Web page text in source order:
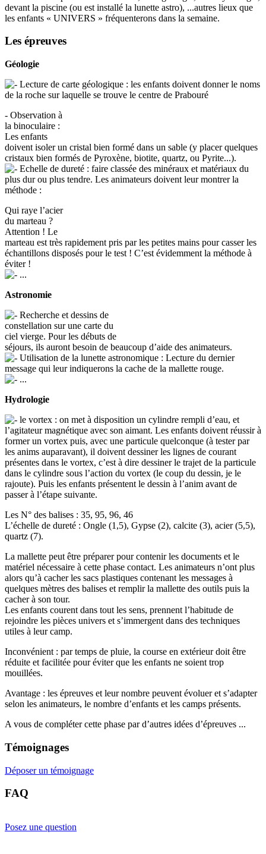
devant la piscine (ou est installé la lunette astro), ...autres lieux que
les enfants « UNIVERS » fréquenterons dans la semaine.
Les épreuves
Géologie
Lecture de carte géologique : les enfants doivent donner le noms
de la roche sur laquelle se trouve le centre de Prabouré
- Observation à
la binoculaire :
Les enfants
doivent isoler un cristal bien formé dans un sable (y placer quelques
cristaux bien formés de Pyroxène, biotite, quartz, ou Pyrite...).
Echelle de dureté : faire classée des minéraux et matériaux du
plus dur ou plus tendre. Les animateurs doivent leur montrer la
méthode :
Qui raye l’acier
du marteau ?
Attention ! Le
marteau est très rapidement pris par les petites mains pour casser les
échantillons disposés pour le test ! C’est évidemment la méthode à
éviter !
...
Astronomie
Recherche et dessins de
constellation sur une carte du
ciel vierge. Pour les débuts de
séjours, ils auront besoin de beaucoup d’aide des animateurs.
Utilisation de la lunette astronomique : Lecture du dernier
message qui leur indiquerons la cache de la mallette rouge.
...
Hydrologie
le vortex : on met à disposition un cylindre rempli d’eau, et
l’agitateur magnétique avec son aimant. Les enfants doivent réussir à
former un vortex puis, avec une particule quelconque (à tester par
les anims auparavant), il doivent dessiner les lignes de courant
présentes dans le vortex, c’est à dire dessiner le trajet de la particule
dans le cylindre sous l’action du vortex (le coup du dessin, je le
rajoute). Puis les enfants présentent le dessin à l’anim avant de
passer à l’étape suivante.
Les N° des balises : 35, 95, 96, 46
L’échelle de dureté : Ongle (1,5), Gypse (2), calcite (3), acier (5,5),
quartz (7).
La mallette peut être préparer pour contenir les documents et le
matériel nécessaire à cette phase contact. Les animateurs n’ont plus
alors qu’à cacher les sacs plastiques contenant les messages à
quelques mètres des balises et remplir la mallette des outils puis la
cacher à son tour.
Les enfants courent dans tout les sens, prennent l’habitude de
rejoindre les pièces univers et s’immergent dans des techniques
utiles à leur camp.
Inconvénient : par temps de pluie, la course en extérieur doit être
réduite et facilitée pour éviter que les enfants ne soient trop
mouillées.
Avantage : les épreuves et leur nombre peuvent évoluer et s’adapter
selon les animateurs, le nombre d’enfants et les camps présents.
A vous de compléter cette phase par d’autres idées d’épreuves ...
Témoignages
Déposer un témoignage
FAQ
Posez une question